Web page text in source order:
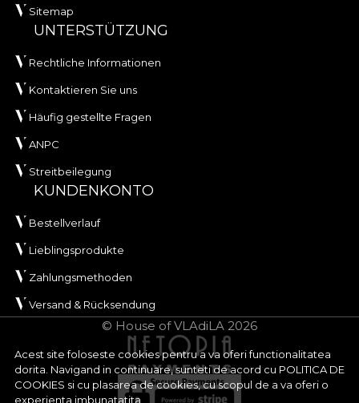
Acest site foloseste cookies pentru a va oferi functionalitatea
dorita. Navigand in continuare, sunteti de acord cu POLITICA DE
COOKIES si cu plasarea de cookies, cu scopul de a va oferi o
experienta imbunatatita.
Sitemap
UNTERSTÜTZUNG
Rechtliche Informationen
Kontaktieren Sie uns
Häufig gestellte Fragen
ANPC
Streitbeilegung
KUNDENKONTO
Bestellverlauf
Lieblingsprodukte
Zahlungsmethoden
Versand & Rücksendung
© House of VLAdiLA 2026